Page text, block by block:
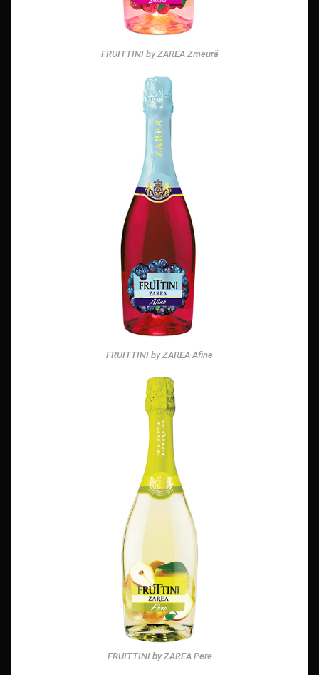
FRUITTINI by ZAREA Zmeură
FRUITTINI by ZAREA Afine
FRUITTINI by ZAREA Pere